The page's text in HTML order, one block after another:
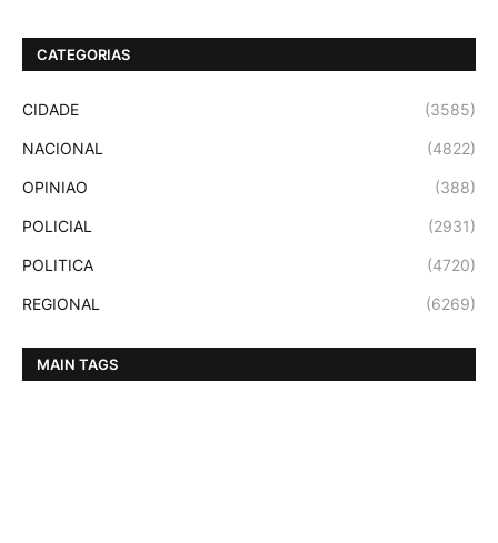
CATEGORIAS
CIDADE (3585)
NACIONAL (4822)
OPINIAO (388)
POLICIAL (2931)
POLITICA (4720)
REGIONAL (6269)
MAIN TAGS